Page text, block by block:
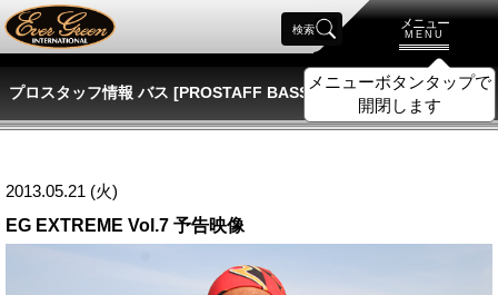
メニュー
MENU
メニューボタンタップで
開閉します
検索
プロスタッフ情報 バス [PROSTAFF BASS]
2013.05.21 (火)
EG EXTREME Vol.7 予告映像